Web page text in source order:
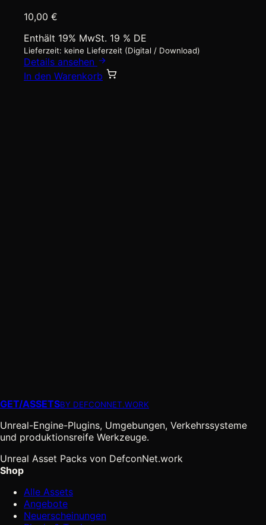
10,00 €
Enthält 19% MwSt. 19 % DE
Lieferzeit: keine Lieferzeit (Digital / Download)
Details ansehen
In den Warenkorb
GET/ASSETSBY DEFCONNET.WORK
Unreal-Engine-Plugins, Umgebungen, Verkehrssysteme
und produktionsreife Werkzeuge.
Unreal Asset Packs von DefconNet.work
Shop
Alle Assets
Angebote
Neuerscheinungen